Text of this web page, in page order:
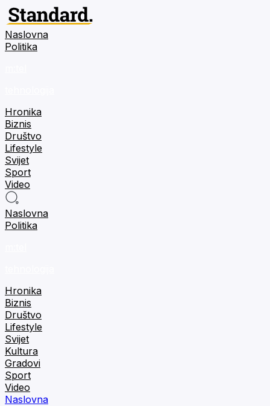
Naslovna
Politika
Hronika
Biznis
Društvo
Lifestyle
Svijet
Sport
Video
Naslovna
Politika
Hronika
Biznis
Društvo
Lifestyle
Svijet
Kultura
Gradovi
Sport
Video
Naslovna